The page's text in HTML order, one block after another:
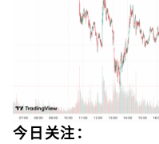
今日关注：